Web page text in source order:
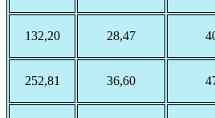
132,20 28,47
252,81 36,60